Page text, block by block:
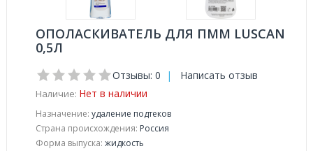
ОПОЛАСКИВАТЕЛЬ ДЛЯ ПММ LUSCAN
0,5Л
Отзывы: 0 | Написать отзыв
Наличие: Нет в наличии
Назначение: удаление подтеков
Страна происхождения: Россия
Форма выпуска: жидкость